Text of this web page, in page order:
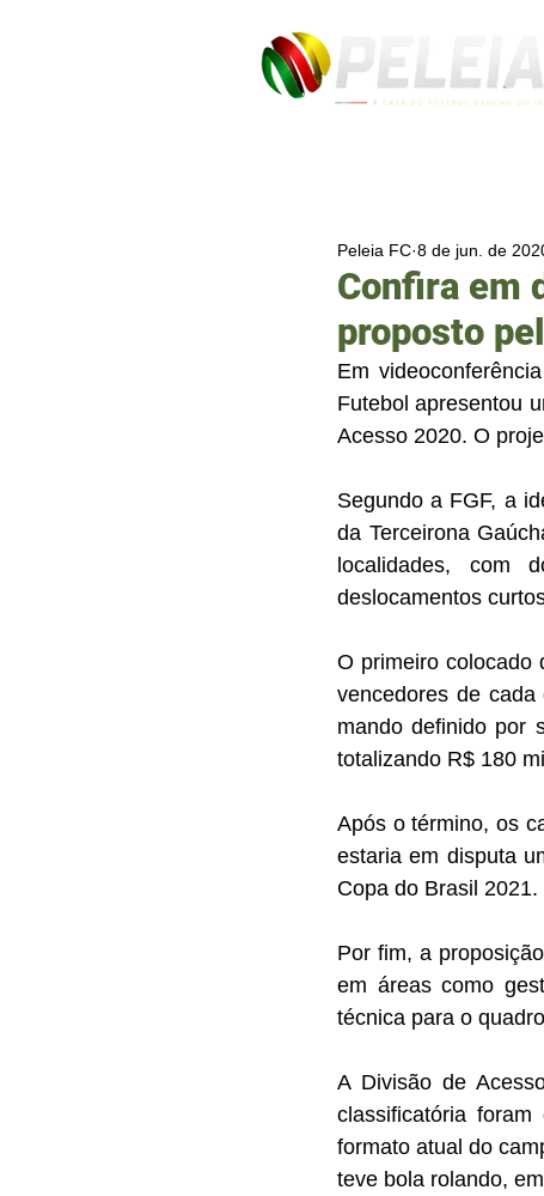
Confira em
proposto
Peleia FC 8 de jun. de
Em
Futebol apresentou
Acesso 2020. O
Segundo a FGF, a
da Terceirona
localidades, com
deslocamentos
O primeiro colocado
vencedores de
mando definido por
totalizando R$ 180
Após o término, os
estaria em disputa
Copa do Brasil 2021.
Por fim, a
em áreas como
técnica para o
A Divisão de
classificatória
formato atual do
teve bola rolando,